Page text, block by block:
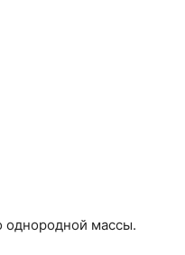
однородной массы.